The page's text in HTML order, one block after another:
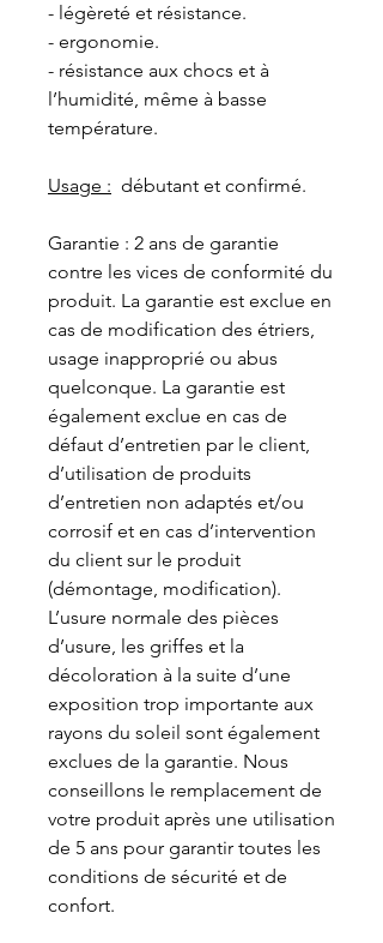
- légèreté et résistance.
- ergonomie.
- résistance aux chocs et à
l’humidité, même à basse
température.
Usage : débutant et confirmé.
Garantie : 2 ans de garantie
contre les vices de conformité du
produit. La garantie est exclue en
cas de modification des étriers,
usage inapproprié ou abus
quelconque. La garantie est
également exclue en cas de
défaut d’entretien par le client,
d’utilisation de produits
d’entretien non adaptés et/ou
corrosif et en cas d’intervention
du client sur le produit
(démontage, modification).
L’usure normale des pièces
d’usure, les griffes et la
décoloration à la suite d’une
exposition trop importante aux
rayons du soleil sont également
exclues de la garantie. Nous
conseillons le remplacement de
votre produit après une utilisation
de 5 ans pour garantir toutes les
conditions de sécurité et de
confort.